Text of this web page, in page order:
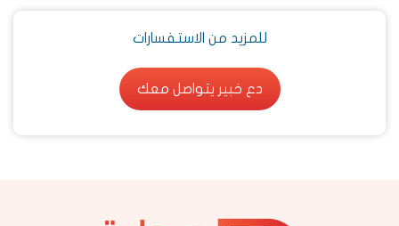
للمزيد من الاستفسارات
دع خبير يتواصل معك
دع خبير يتواصل معك